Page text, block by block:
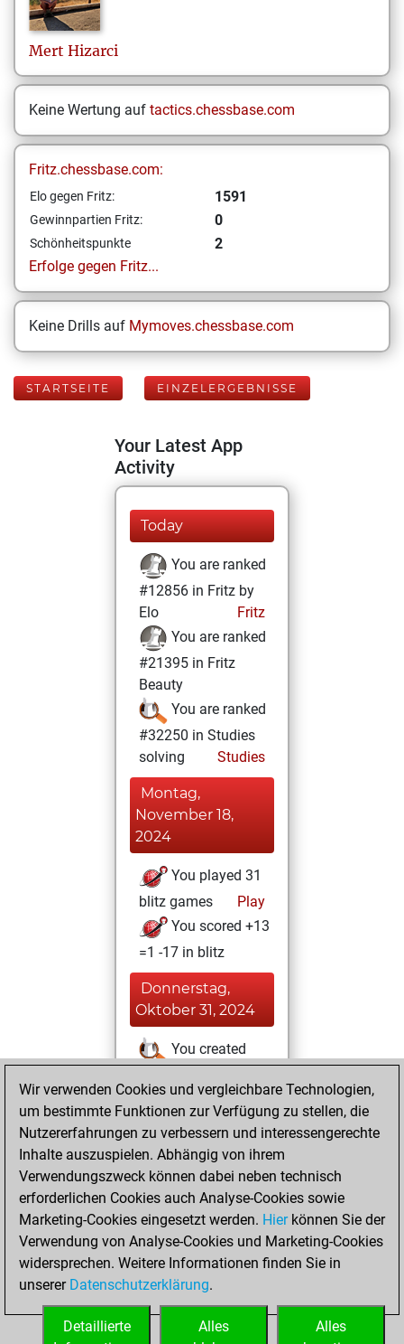
Mert Hizarci
Keine Wertung auf tactics.chessbase.com
Fritz.chessbase.com:
Elo gegen Fritz: 1591
Gewinnpartien Fritz: 0
Schönheitspunkte
2
Erfolge gegen Fritz...
Keine Drills auf Mymoves.chessbase.com
STARTSEITE EINZELERGEBNISSE
Your Latest App
Activity
Today
You are ranked
#12856 in Fritz by
Elo
Fritz
You are ranked
#21395 in Fritz
Beauty
You are ranked
#32250 in Studies
solving
Studies
Montag,
November 18,
2024
You played 31
blitz games
Play
You scored +13
=1 -17 in blitz
Donnerstag,
Oktober 31, 2024
You created
Studies
Mittwoch,
Oktober 23, 2024
You achieved a
BeautyScore of 2
Fritz
You
achieved a new Elo
of 1591
You created
your Fritz account
Wir verwenden Cookies und vergleichbare Technologien,
um bestimmte Funktionen zur Verfügung zu stellen, die
Nutzererfahrungen zu verbessern und interessengerechte
Inhalte auszuspielen. Abhängig von ihrem
Verwendungszweck können dabei neben technisch
erforderlichen Cookies auch Analyse-Cookies sowie
Marketing-Cookies eingesetzt werden. Hierkönnen Sie der
Verwendung von Analyse-Cookies und Marketing-Cookies
widersprechen. Weitere Informationen finden Sie in
unserer Datenschutzerklärung.
Alles
Alles
Detaillierte